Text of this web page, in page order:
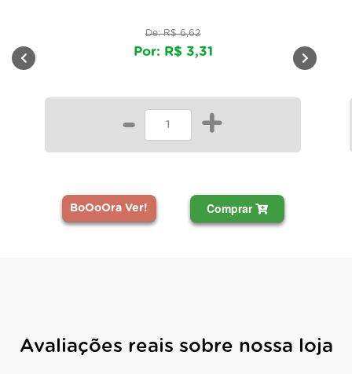
De: R$ 6,62
Por: R$ 3,31
- +
BoOoOra Ver! Comprar
Avaliações reais sobre nossa loja